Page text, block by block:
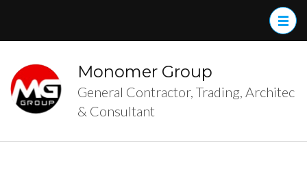
(Press
Enter)
Monomer Group
General Contractor, Trading, Architec
& Consultant